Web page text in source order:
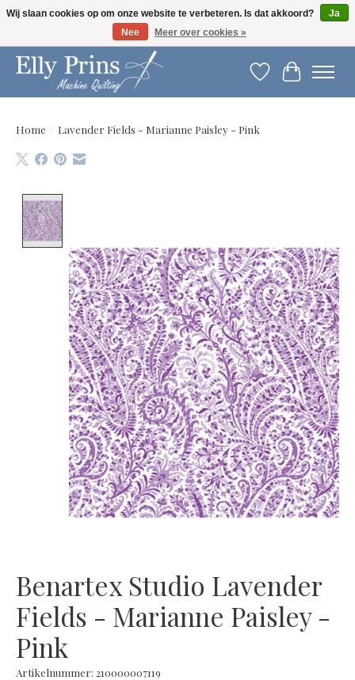
Let op: gewijzigde openingstijden!
Verlanglijst
Home / Lavender Fields - Marianne Paisley - Pink
Benartex Studio Lavender
Fields - Marianne Paisley -
Pink
Artikelnummer: 210000007119
Wij slaan cookies op om onze website te verbeteren. Is dat akkoord?
Ja
Nee
Meer over cookies »